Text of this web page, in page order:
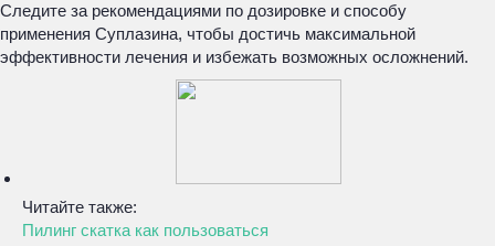
Следите за рекомендациями по дозировке и способу
применения Суплазина, чтобы достичь максимальной
эффективности лечения и избежать возможных осложнений.
Читайте также:
Пилинг скатка как пользоваться